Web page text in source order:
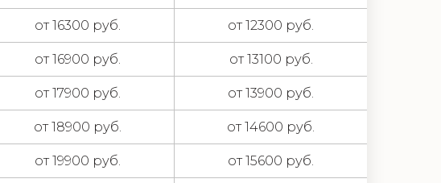
от 16300 руб. от 12300 руб.
от 16900 руб. от 13100 руб.
от 17900 руб. от 13900 руб.
от 18900 руб. от 14600 руб.
от 19900 руб. от 15600 руб.